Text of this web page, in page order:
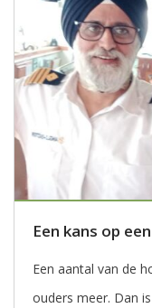
Een kans op
Een aantal van de
ouders meer. Dan